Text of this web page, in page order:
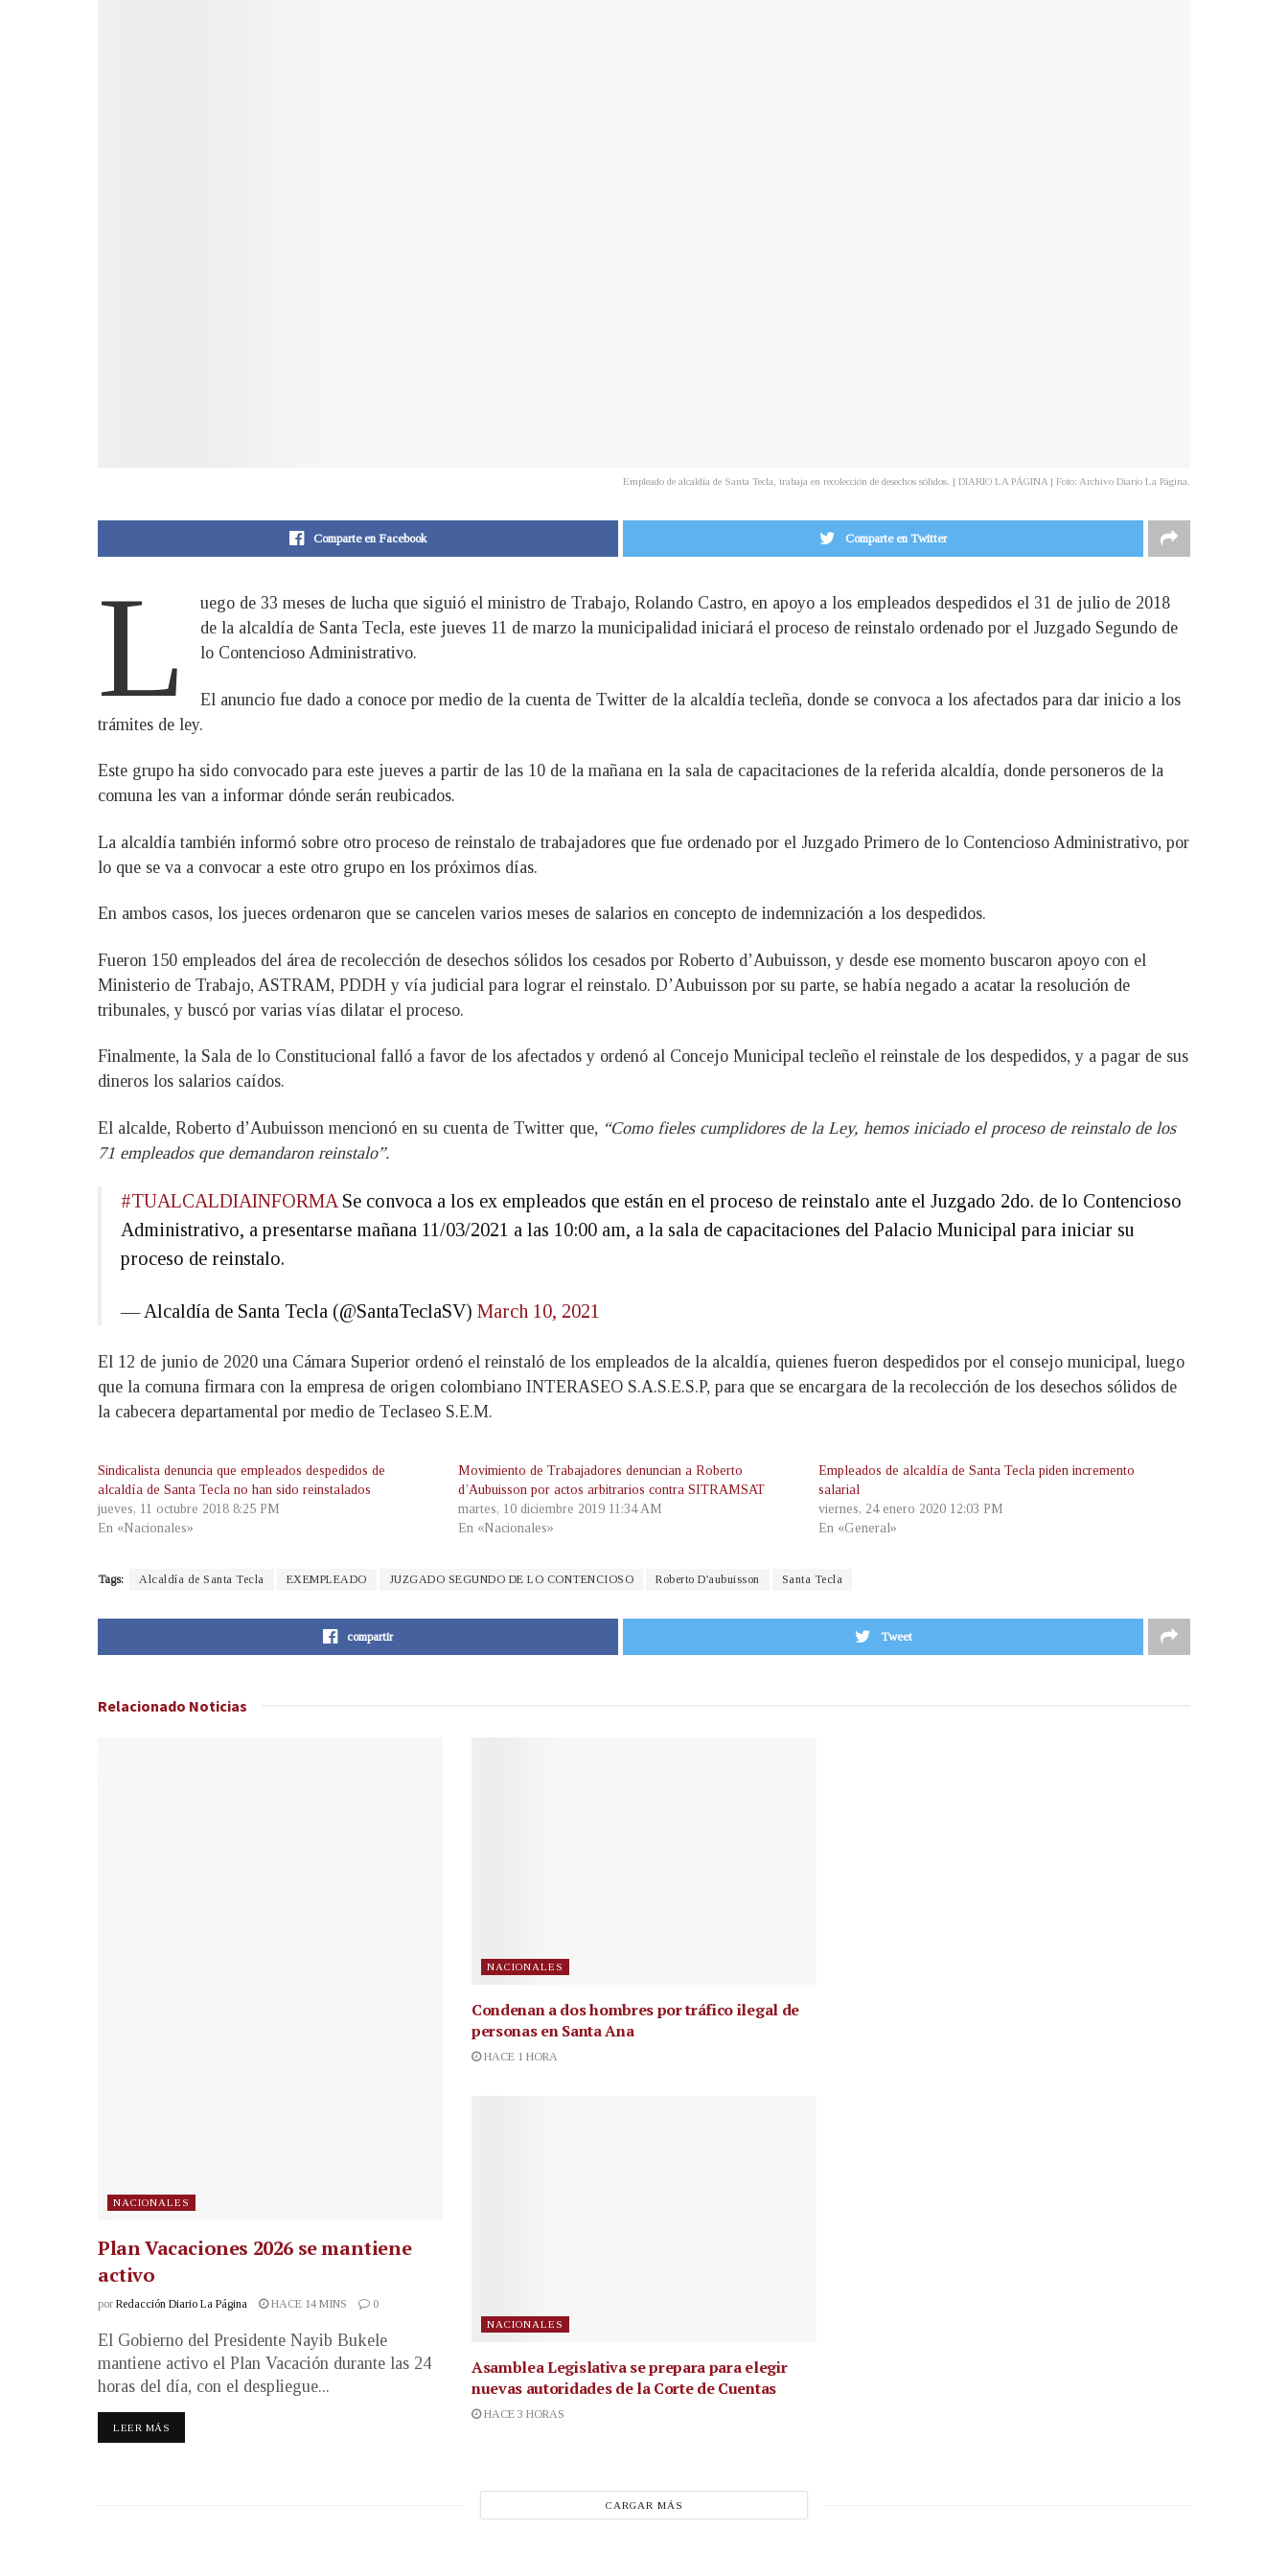
Empleado de alcaldía de Santa Tecla, trabaja en recolección de desechos sólidos. | DIARIO LA PÁGINA | Foto: Archivo Diario La Página.
Comparte en Facebook Comparte en Twitter
L
uego de 33 meses de lucha que siguió el ministro de Trabajo, Rolando Castro, en apoyo a los empleados despedidos el 31 de julio de 2018
de la alcaldía de Santa Tecla, este jueves 11 de marzo la municipalidad iniciará el proceso de reinstalo ordenado por el Juzgado Segundo de
lo Contencioso Administrativo.
El anuncio fue dado a conoce por medio de la cuenta de Twitter de la alcaldía tecleña, donde se convoca a los afectados para dar inicio a los
trámites de ley.
Este grupo ha sido convocado para este jueves a partir de las 10 de la mañana en la sala de capacitaciones de la referida alcaldía, donde personeros de la
comuna les van a informar dónde serán reubicados.
La alcaldía también informó sobre otro proceso de reinstalo de trabajadores que fue ordenado por el Juzgado Primero de lo Contencioso Administrativo, por
lo que se va a convocar a este otro grupo en los próximos días.
En ambos casos, los jueces ordenaron que se cancelen varios meses de salarios en concepto de indemnización a los despedidos.
Fueron 150 empleados del área de recolección de desechos sólidos los cesados por Roberto d’Aubuisson, y desde ese momento buscaron apoyo con el
Ministerio de Trabajo, ASTRAM, PDDH y vía judicial para lograr el reinstalo. D’Aubuisson por su parte, se había negado a acatar la resolución de
tribunales, y buscó por varias vías dilatar el proceso.
Finalmente, la Sala de lo Constitucional falló a favor de los afectados y ordenó al Concejo Municipal tecleño el reinstale de los despedidos, y a pagar de sus
dineros los salarios caídos.
El alcalde, Roberto d’Aubuisson mencionó en su cuenta de Twitter que, “Como fieles cumplidores de la Ley, hemos iniciado el proceso de reinstalo de los
71 empleados que demandaron reinstalo”.
#TUALCALDIAINFORMA Se convoca a los ex empleados que están en el proceso de reinstalo ante el Juzgado 2do. de lo Contencioso
Administrativo, a presentarse mañana 11/03/2021 a las 10:00 am, a la sala de capacitaciones del Palacio Municipal para iniciar su
proceso de reinstalo.
— Alcaldía de Santa Tecla (@SantaTeclaSV) March 10, 2021
El 12 de junio de 2020 una Cámara Superior ordenó el reinstaló de los empleados de la alcaldía, quienes fueron despedidos por el consejo municipal, luego
que la comuna firmara con la empresa de origen colombiano INTERASEO S.A.S.E.S.P, para que se encargara de la recolección de los desechos sólidos de
la cabecera departamental por medio de Teclaseo S.E.M.
Sindicalista denuncia que empleados despedidos de
alcaldía de Santa Tecla no han sido reinstalados
jueves, 11 octubre 2018 8:25 PM
En «Nacionales»
Movimiento de Trabajadores denuncian a Roberto
d’Aubuisson por actos arbitrarios contra SITRAMSAT
martes, 10 diciembre 2019 11:34 AM
En «Nacionales»
Empleados de alcaldía de Santa Tecla piden incremento
salarial
viernes, 24 enero 2020 12:03 PM
En «General»
Tags: Alcaldía de Santa Tecla EXEMPLEADO JUZGADO SEGUNDO DE LO CONTENCIOSO Roberto D'aubuisson Santa Tecla
compartir Tweet
Relacionado Noticias
NACIONALES
Plan Vacaciones 2026 se mantiene
activo
por Redacción Diario La Página HACE 14 MINS 0
El Gobierno del Presidente Nayib Bukele
mantiene activo el Plan Vacación durante las 24
horas del día, con el despliegue...
LEER MÁS
NACIONALES
Condenan a dos hombres por tráfico ilegal de
personas en Santa Ana
HACE 1 HORA
NACIONALES
Asamblea Legislativa se prepara para elegir
nuevas autoridades de la Corte de Cuentas
HACE 3 HORAS
CARGAR MÁS